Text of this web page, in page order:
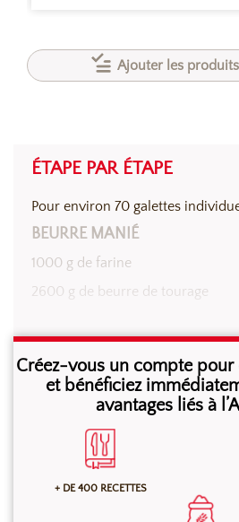
Ajouter les
ÉTAPE PAR ÉTAPE
Pour environ 70 galettes
BEURRE MANIÉ
1000 g de farine
2600 g de beurre de tourage
manié. Aplatir la pâte, la couvrir
au réfrigérateur minimum 2
Créez-vous un compte
et bénéficiez
avantages liés à
+ DE 400 RECETTES